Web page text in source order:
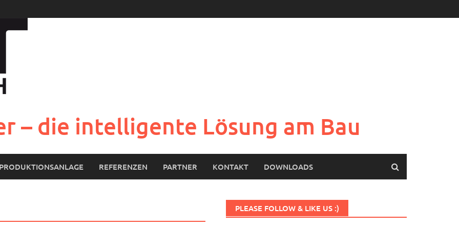
– die intelligente Lösung am Bau
PRODUKTIONSANLAGE REFERENZEN PARTNER KONTAKT DOWNLOADS
PLEASE FOLLOW & LIKE US :)
Set Youtube Channel ID